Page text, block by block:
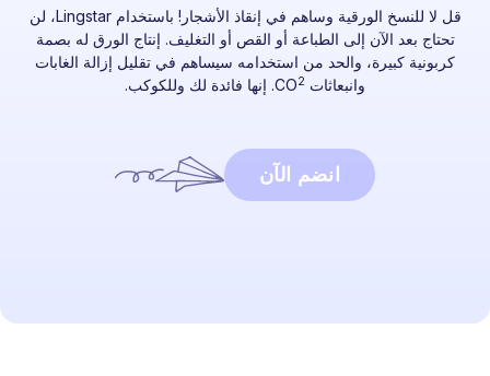
قل لا للنسخ الورقية وساهم في إنقاذ الأشجار! باستخدام Lingstar، لن
تحتاج بعد الآن إلى الطباعة أو القص أو التغليف. إنتاج الورق له بصمة
كربونية كبيرة، والحد من استخدامه سيساهم في تقليل إزالة الغابات
وانبعاثات CO 2 . إنها فائدة لك وللكوكب.
انضم الآن